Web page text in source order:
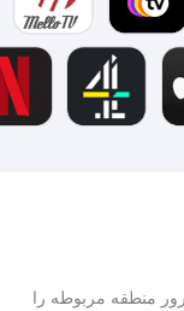
منطقه مربوطه را